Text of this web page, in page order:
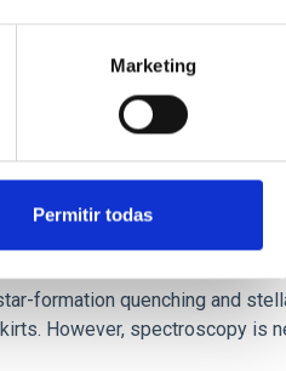
Marketing
Permitir todas
abundance
formation quenching and
However, spectroscopy is